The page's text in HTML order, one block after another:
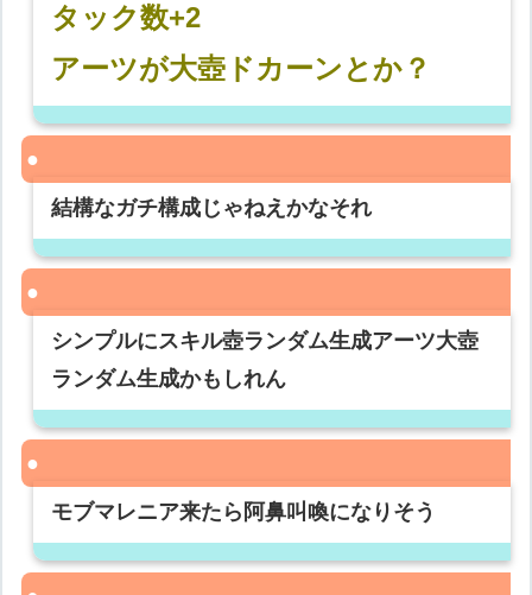
タック数+2
アーツが大壺ドカーンとか？
結構なガチ構成じゃねえかなそれ
シンプルにスキル壺ランダム生成アーツ大壺
ランダム生成かもしれん
モブマレニア来たら阿鼻叫喚になりそう